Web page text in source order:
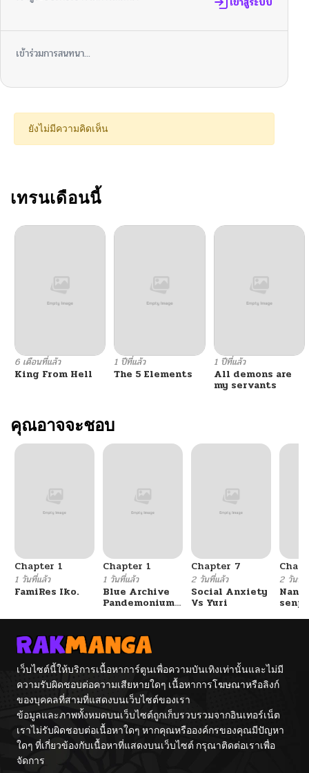
เข้าร่วมการสนทนา...
ยังไม่มีความคิดเห็น
เทรนเดือนนี้
6 เดือนที่แล้ว
King From Hell
1 ปีที่แล้ว
The 5 Elements
1 ปีที่แล้ว
All demons are
my servants
คุณอาจจะชอบ
Chapter 1
1 วันที่แล้ว
FamiRes Iko.
Chapter 1
1 วันที่แล้ว
Blue Archive
Pandemonium
Chapter 7
2 วันที่แล้ว
Social Anxiety
Vs Yuri
2 วันที่แ
เว็บไซต์นี้ให้บริการเนื้อหาการ์ตูนเพื่อความบันเทิงเท่านั้นและไม่มี
ความรับผิดชอบต่อความเสียหายใดๆ เนื้อหาการโฆษณาหรือลิงก์
ของบุคคลที่สามที่แสดงบนเว็บไซต์ของเรา
ข้อมูลและภาพทั้งหมดบนเว็บไซต์ถูกเก็บรวบรวมจากอินเทอร์เน็ต
เราไม่รับผิดชอบต่อเนื้อหาใดๆ หากคุณหรือองค์กรของคุณมีปัญหา
ใดๆ ที่เกี่ยวข้องกับเนื้อหาที่แสดงบนเว็บไซต์ กรุณาติดต่อเราเพื่อ
จัดการ